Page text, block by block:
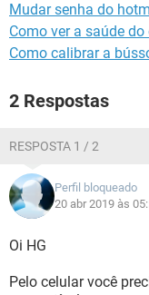
Mudar senha do
Como ver a saúde
Como calibrar a
2 Respostas
RESPOSTA 1 / 2
Perfil bloqueado
20 abr 2019 às
Oi HG
Pelo celular você